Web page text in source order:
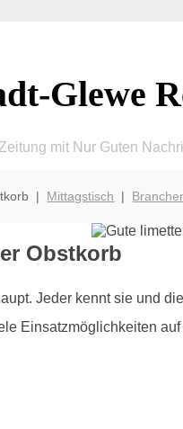
Glewe
mit Nur Guten
| Mittagstisch |
Obstkorb
Jeder kennt sie und
Einsatzmöglichkeiten